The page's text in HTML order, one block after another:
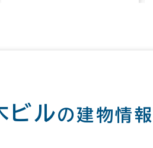
ビルの建物情報